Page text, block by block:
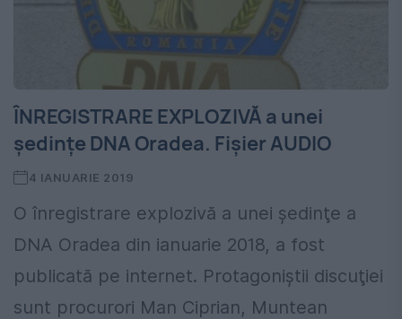
ÎNREGISTRARE EXPLOZIVĂ a unei
şedinţe DNA Oradea. Fişier AUDIO
4 IANUARIE 2019
O înregistrare explozivă a unei şedinţe a
DNA Oradea din ianuarie 2018, a fost
publicată pe internet. Protagoniştii discuţiei
sunt procurori Man Ciprian, Muntean